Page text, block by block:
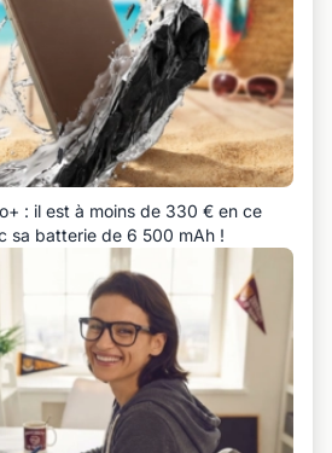
: il est à moins de 330 € en ce
sa batterie de 6 500 mAh !